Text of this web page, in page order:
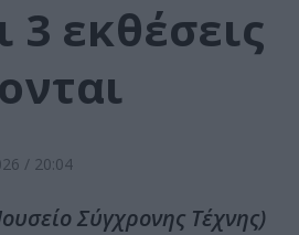
εκθέσεις
/ 20:04
Σύγχρονης Τέχνης)